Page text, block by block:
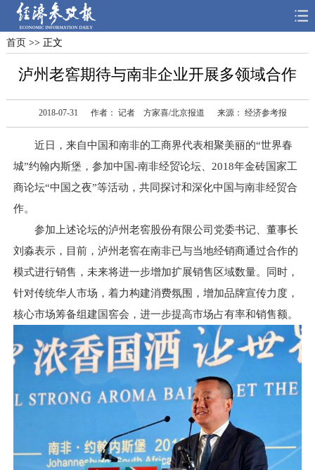
首页 深度 思想
首页 >> 正文
泸州老窖期待与南非企业开展多领域合作
2018-07-31 作者： 记者 方家喜/北京报道 来源： 经济参考报
近日，来自中国和南非的工商界代表相聚美丽的“世界春
城”约翰内斯堡，参加中国-南非经贸论坛、2018年金砖国家工
商论坛“中国之夜”等活动，共同探讨和深化中国与南非经贸合
作。
参加上述论坛的泸州老窖股份有限公司党委书记、董事长
刘淼表示，目前，泸州老窖在南非已与当地经销商通过合作的
模式进行销售，未来将进一步增加扩展销售区域数量。同时，
针对传统华人市场，着力构建消费氛围，增加品牌宣传力度，
核心市场筹备组建国窖会，进一步提高市场占有率和销售额。